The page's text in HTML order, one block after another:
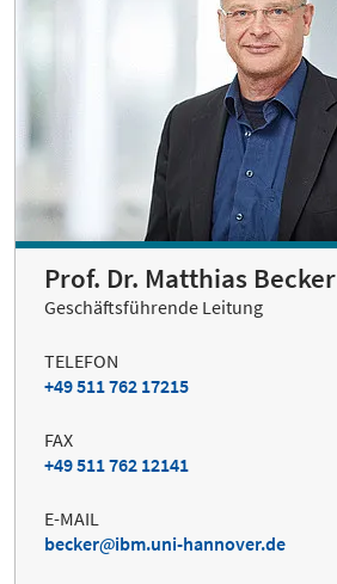
Prof. Dr. Matthias Becker
Geschäftsführende Leitung
TELEFON
+49 511 762 17215
FAX
+49 511 762 12141
E-MAIL
becker
ibm.uni-hannover.de